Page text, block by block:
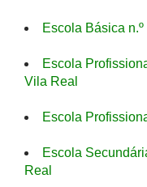
Escola Básica
Escola
Vila Real
Escola
Escola
Real